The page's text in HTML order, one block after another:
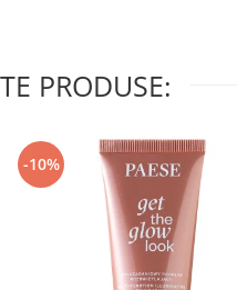
PRODUSE:
-10%